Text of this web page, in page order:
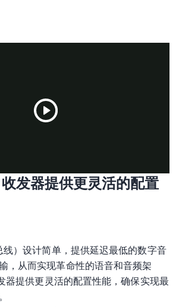
Video
收发器提供更灵活的配置
）设计简单，提供延迟最低的数字音
，从而实现革命性的语音和音频架
器提供更灵活的配置性能，确保实现最